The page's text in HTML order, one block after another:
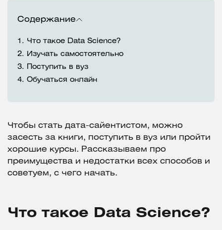
Содержание
1. Что такое Data Science?
2.
Изучать самостоятельно
3.
Поступить в вуз
4. Обучаться онлайн
Чтобы стать дата-сайентистом, можно
засесть за книги, поступить в вуз или пройти
хорошие курсы. Рассказываем про
преимущества и недостатки всех способов и
советуем, с чего начать.
Что такое Data Science?